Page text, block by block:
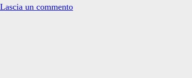
compassione
Lascia un commento